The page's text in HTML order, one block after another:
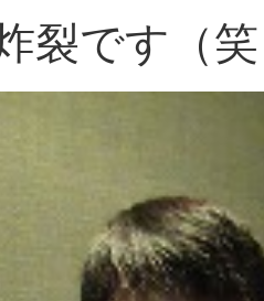
裂です（